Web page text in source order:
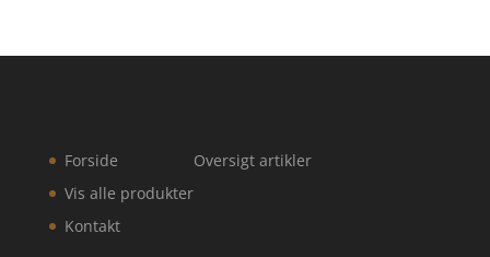
Forside
Vis alle produkter
Kontakt
Oversigt artikler